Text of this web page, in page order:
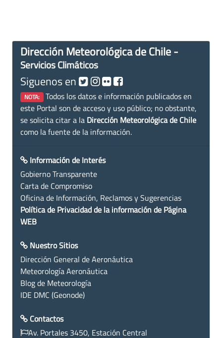
Dirección Meteorológica de Chile -
Servicios Climáticos
Siguenos en
NOTA: Todos los datos e información publicados en
este Portal son de acceso y uso público; no obstante,
se solicita citar a la Dirección Meteorológica de Chile
como la fuente de la información.
Información de Interés
Gobierno Transparente
Carta de Compromiso
Oficina de Información, Reclamos y Sugerencias
Política de Privacidad de la información de Página
WEB
Nuestro Sitios
Dirección General de Aeronáutica
Meteorología Aeronáutica
Blog de Meteorología
IDE DMC (Geonode)
Contactos
Av. Portales 3450, Estación Central